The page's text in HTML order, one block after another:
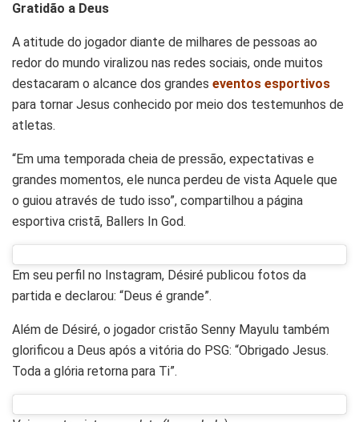
Gratidão a Deus
A atitude do jogador diante de milhares de pessoas ao
redor do mundo viralizou nas redes sociais, onde muitos
destacaram o alcance dos grandes eventos esportivos
para tornar Jesus conhecido por meio dos testemunhos de
atletas.
“Em uma temporada cheia de pressão, expectativas e
grandes momentos, ele nunca perdeu de vista Aquele que
o guiou através de tudo isso”, compartilhou a página
esportiva cristã, Ballers In God.
Em seu perfil no Instagram, Désiré publicou fotos da
partida e declarou: “Deus é grande”.
Além de Désiré, o jogador cristão Senny Mayulu também
glorificou a Deus após a vitória do PSG: “Obrigado Jesus.
Toda a glória retorna para Ti”.